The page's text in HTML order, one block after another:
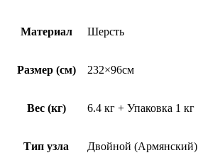
Материал Шерсть
Размер (см) 232×96см
Вес (кг) 6.4 кг + Упаковка 1 кг
Тип узла Двойной (Армянский)